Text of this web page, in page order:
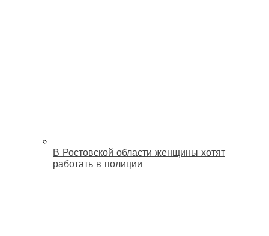
В Ростовской области женщины хотят
работать в полиции